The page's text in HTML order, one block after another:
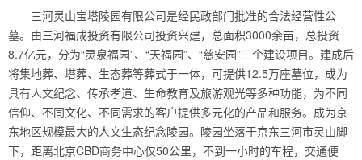
三河灵山宝塔陵园有限公司是经民政部门批准的合法经营性公
墓。由三河福成投资有限公司投资兴建，总面积3000余亩，总投资
8.7亿元，分为“灵泉福园”、“天福园”、“慈安园”三个建设项目。建成后
将集地葬、塔葬、生态葬等葬式于一体，可提供12.5万座墓位，成为
具有人文纪念、传承孝道、生命教育及旅游观光等多种功能，为不同
信仰、不同文化、不同需求的客户提供多元化的产品和服务。成为京
东地区规模最大的人文生态纪念陵园。陵园坐落于京东三河市灵山脚
下，距离北京CBD商务中心仅50公里，不到一小时的车程，交通便